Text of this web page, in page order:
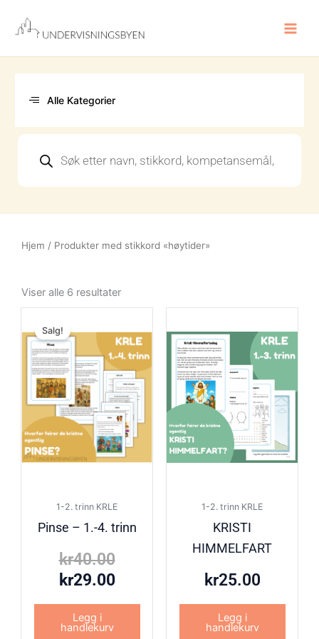
innholdet
Alle Kategorier
search
Hjem / Produkter med stikkord «høytider»
Viser alle 6 resultateretter
Salg!
1-2. trinn KRLE
Pinse – 1.-4. trinn
kr40.00
pris
var:
kr40.00.
kr29.00
pris
er:
kr29.00.
Legg i
handlekurv
1-2. trinn KRLE
KRISTI
HIMMELFART
kr25.00
Legg i
handlekurv